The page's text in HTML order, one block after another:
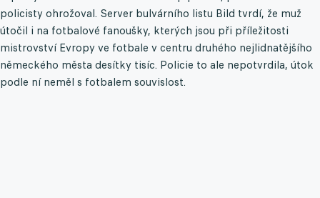
policisty ohrožoval. Server bulvárního listu Bild tvrdí, že muž
útočil i na fotbalové fanoušky, kterých jsou při příležitosti
mistrovství Evropy ve fotbale v centru druhého nejlidnatějšího
německého města desítky tisíc. Policie to ale nepotvrdila, útok
podle ní neměl s fotbalem souvislost.